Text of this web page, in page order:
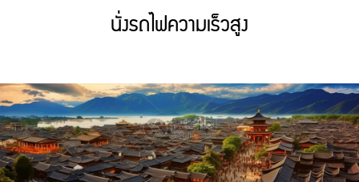
นั่งรถไฟความเร็วสูง